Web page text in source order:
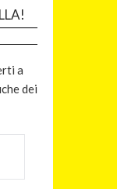
a
dei